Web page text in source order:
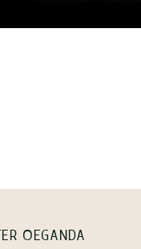
OEGANDA